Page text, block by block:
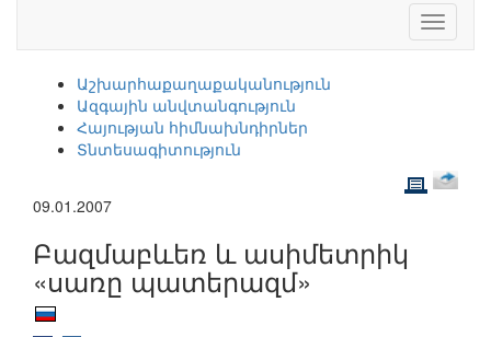
Աշխարհաքաղաքականություն
Ազգային անվտանգություն
Հայության հիմնախնդիրներ
Տնտեսագիտություն
09.01.2007
Բազմաբևեռ և ասիմետրիկ
«սառը պատերազմ»